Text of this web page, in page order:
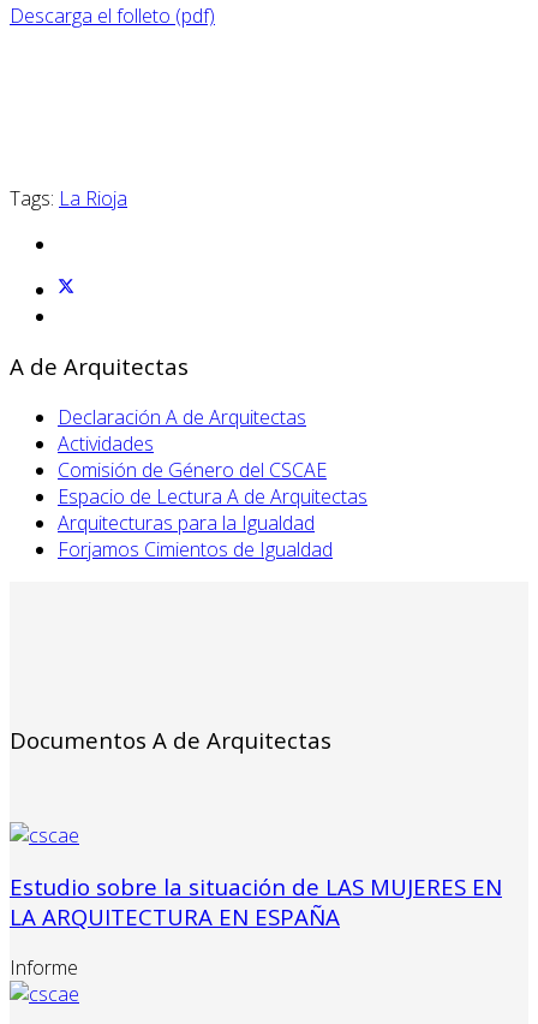
Descarga el folleto (pdf)
Tags: La Rioja
A de Arquitectas
Declaración A de Arquitectas
Actividades
Comisión de Género del CSCAE
Espacio de Lectura A de Arquitectas
Arquitecturas para la Igualdad
Forjamos Cimientos de Igualdad
Documentos A de Arquitectas
Estudio sobre la situación de LAS MUJERES EN
LA ARQUITECTURA EN ESPAÑA
Informe